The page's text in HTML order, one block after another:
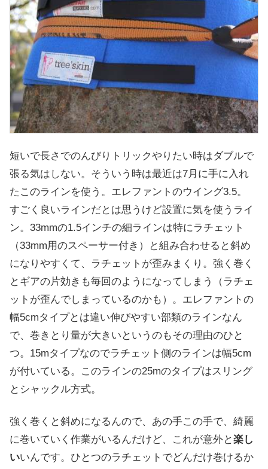
短いで長さでのんびりトリックやりたい時はダブルで
張る気はしない。そういう時は最近は7月に手に入れ
たこのラインを使う。エレファントのウイング3.5。
すごく良いラインだとは思うけど設置に気を使うライ
ン。33mmの1.5インチの細ラインは特にラチェット
（33mm用のスペーサー付き）と組み合わせると斜め
になりやすくて、ラチェットが歪みまくり。強く巻く
とギアの片効きも毎回のようになってしまう（ラチェ
ットが歪んでしまっているのかも）。エレファントの
幅5cmタイプとは違い伸びやすい部類のラインなん
で、巻きとり量が大きいというのもその理由のひと
つ。15mタイプなのでラチェット側のラインは幅5cm
が付いている。このラインの25mのタイプはスリング
とシャックル方式。
強く巻くと斜めになるんので、あの手この手で、綺麗
に巻いていく作業がいるんだけど、これが意外と楽し
いいんです。ひとつのラチェットでどんだけ巻けるか